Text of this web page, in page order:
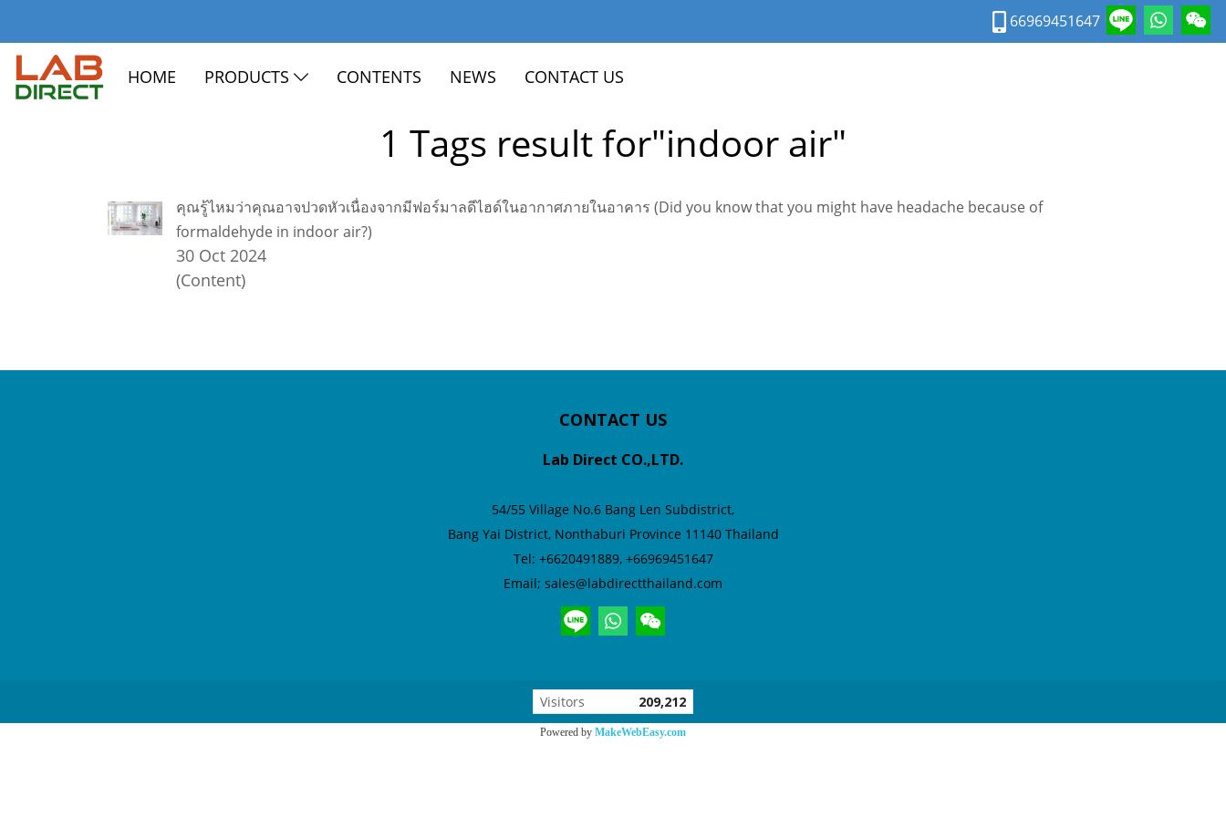
66969451647
HOME PRODUCTS CONTENTS NEWS CONTACT US
1 Tags result for"indoor air"
คุณรู้ไหมว่าคุณอาจปวดหัวเนื่องจากมีฟอร์มาลดีไฮด์ในอากาศภายในอาคาร (Did you know that you might have headache because of
formaldehyde in indoor air?)
30 Oct 2024
(Content)
CONTACT US
Lab Direct CO.,LTD.
54/55 Village No.6 Bang Len Subdistrict,
Bang Yai District, Nonthaburi Province 11140 Thailand
Tel: +6620491889, +66969451647
Email; sales@labdirectthailand.com
Visitors 209,212
Powered by MakeWebEasy.com